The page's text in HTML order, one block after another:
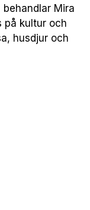
Mira
på kultur och
husdjur och